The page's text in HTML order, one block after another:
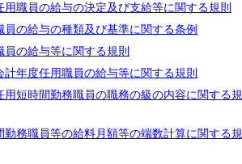
職員の給与の決定及び支給等に関する規則
の給与の種類及び基準に関する条例
の給与等に関する規則
年度任用職員の給与等に関する規則
用短時間勤務職員の職務の級の内容に関する規
勤務職員等の給料月額等の端数計算に関する規